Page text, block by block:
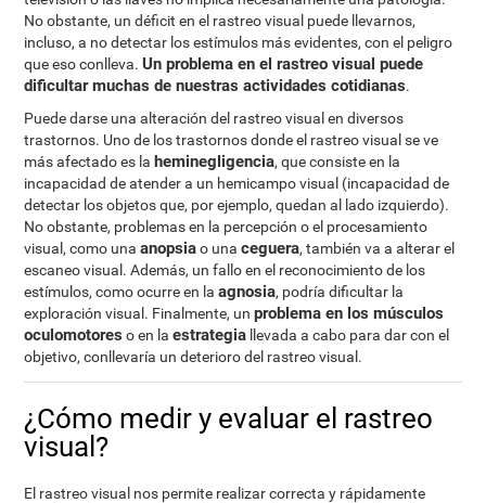
No obstante, un déficit en el rastreo visual puede llevarnos,
incluso, a no detectar los estímulos más evidentes, con el peligro
que eso conlleva.Un problema en el rastreo visual puede
dificultar muchas de nuestras actividades cotidianas.
Puede darse una alteración del rastreo visual en diversos
trastornos. Uno de los trastornos donde el rastreo visual se ve
más afectado es la heminegligencia, que consiste en la
incapacidad de atender a un hemicampo visual (incapacidad de
detectar los objetos que, por ejemplo, quedan al lado izquierdo).
No obstante, problemas en la percepción o el procesamiento
visual, como unaanopsiao unaceguera, también va a alterar el
escaneo visual. Además, un fallo en el reconocimiento de los
estímulos, como ocurre en laagnosia, podría dificultar la
exploración visual. Finalmente, unproblema en los músculos
oculomotores o en laestrategia llevada a cabo para dar con el
objetivo, conllevaría un deterioro del rastreo visual.
¿Cómo medir y evaluar el rastreo
visual?
El rastreo visual nos permite realizar correcta y rápidamente